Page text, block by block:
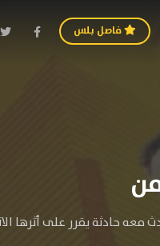
فاصل بلس
معه حادثة يقرر على أثرها